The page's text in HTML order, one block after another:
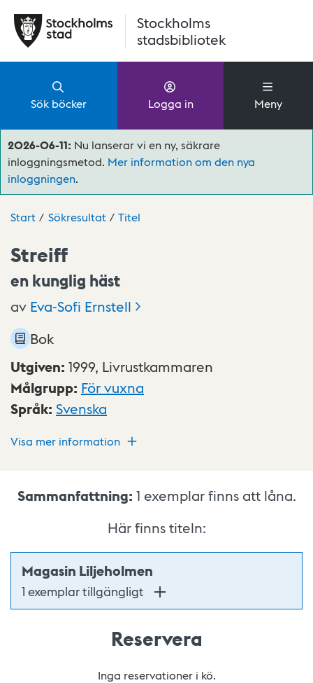
Stockholms
stadsbibliotek
Sök böcker Logga in Meny
2026-06-11: Nu lanserar vi en ny, säkrare
inloggningsmetod. Mer information om den nya
inloggningen.
Start Sökresultat Titel
Streiff
en kunglig häst
av Eva-Sofi Ernstell
Bok
Utgiven: 1999, Livrustkammaren
Målgrupp: För vuxna
Språk: Svenska
Visa mer information
Sammanfattning: 1 exemplar finns att låna.
Här finns titeln:
Magasin Liljeholmen
1 exemplar tillgängligt
Reservera
Inga reservationer i kö.